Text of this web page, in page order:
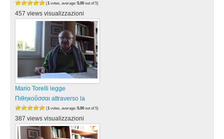
(1 votes, average: 5,00 out of 5)
457 views visualizzazioni
Mario Torelli legge
Πιθηκοῦσσαι attraverso la
(1 votes, average: 5,00 out of 5)
387 views visualizzazioni